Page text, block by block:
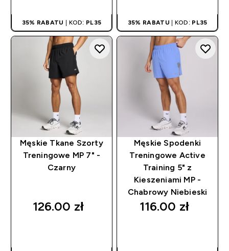
35% RABATU | KOD: PL35 35% RABATU | KOD: PL35
Męskie Tkane Szorty
Treningowe MP 7" -
Czarny
126.00 zł‎
Męskie Spodenki
Treningowe Active
Training 5" z
Kieszeniami MP -
Chabrowy Niebieski
116.00 zł‎